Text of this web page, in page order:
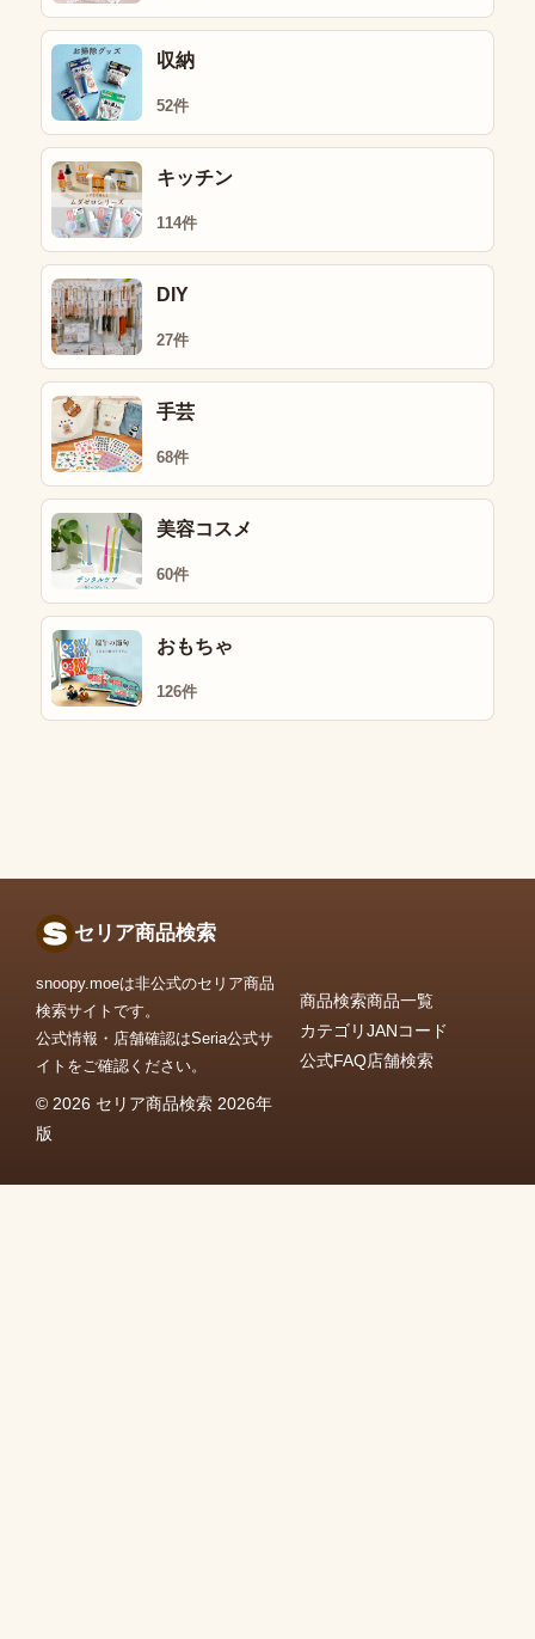
収納
52件
キッチン
114件
DIY
27件
手芸
68件
美容コスメ
60件
おもちゃ
126件
セリア商品検索
snoopy.moeは非公式のセリア商品
検索サイトです。
公式情報・店舗確認はSeria公式サ
イトをご確認ください。
© 2026 セリア商品検索 2026年
版
商品検索商品一覧
カテゴリJANコード
公式FAQ店舗検索